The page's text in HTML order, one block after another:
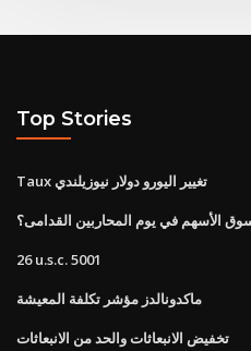
Top Stories
Taux تغيير اليورو دولار نيوزيلندي
الأسهم في يوم المحاربين القدامى؟
26 u.s.c. 5001
ماكدونالدز مؤشر تكلفة المعيشة
تخفيض الانبعاثات والحد من الانبعاثات